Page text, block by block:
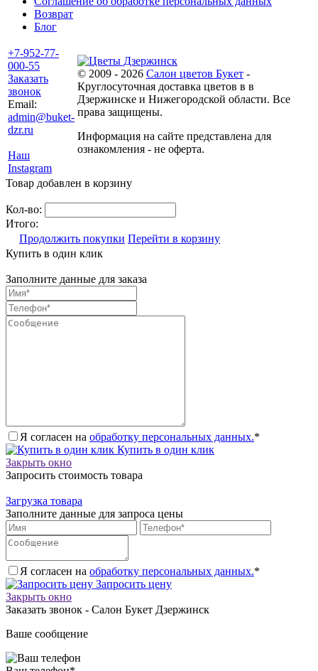
Возврат
Блог
+7-952-77-
000-55
Заказать
звонок
Email:
admin@buket-
dzr.ru
Наш
Instagram
© 2009 - 2026 Салон цветов Букет -
Круглосуточная доставка цветов в в
Дзержинске и Нижегородской области. Все
права защищены.
Информация на сайте представлена для
ознакомления - не оферта.
Товар добавлен в корзину
Кол-во:
Итого:
Продолжить покупки Перейти в корзину
Купить в один клик
Заполните данные для заказа
Я согласен на обработку персональных данных.*
Купить в один клик
Закрыть окно
Запросить стоимость товара
Загрузка товара
Заполните данные для запроса цены
Я согласен на обработку персональных данных.*
Запросить цену
Закрыть окно
Заказать звонок - Салон Букет Дзержинск
Ваше сообщение